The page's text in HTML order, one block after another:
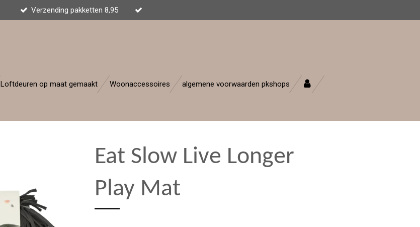
Verzending pakketten 8,95
Loftdeuren op maat gemaakt Woonaccessoires algemene voorwaarden pkshops
Eat Slow Live Longer
Play Mat